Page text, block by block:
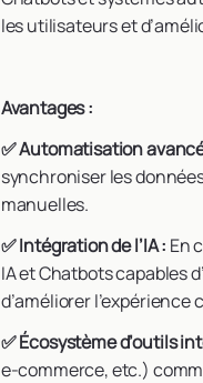
les utilisateurs et
Avantages :
✅ Automatisation
synchroniser les
manuelles.
✅ Intégration de l’IA : En
IA et Chatbots capables
d’améliorer l’expérience
✅ Écosystème d’outils
e-commerce, etc.)